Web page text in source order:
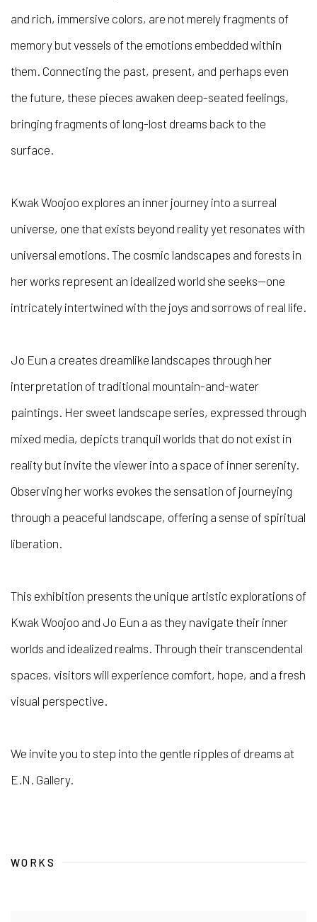
and rich, immersive colors, are not merely fragments of
memory but vessels of the emotions embedded within
them. Connecting the past, present, and perhaps even
the future, these pieces awaken deep-seated feelings,
bringing fragments of long-lost dreams back to the
surface.
Kwak Woojoo explores an inner journey into a surreal
universe, one that exists beyond reality yet resonates with
universal emotions. The cosmic landscapes and forests in
her works represent an idealized world she seeks—one
intricately intertwined with the joys and sorrows of real life.
Jo Eun a creates dreamlike landscapes through her
interpretation of traditional mountain-and-water
paintings. Her sweet landscape series, expressed through
mixed media, depicts tranquil worlds that do not exist in
reality but invite the viewer into a space of inner serenity.
Observing her works evokes the sensation of journeying
through a peaceful landscape, offering a sense of spiritual
liberation.
This exhibition presents the unique artistic explorations of
Kwak Woojoo and Jo Eun a as they navigate their inner
worlds and idealized realms. Through their transcendental
spaces, visitors will experience comfort, hope, and a fresh
visual perspective.
We invite you to step into the gentle ripples of dreams at
E.N. Gallery.
WORKS